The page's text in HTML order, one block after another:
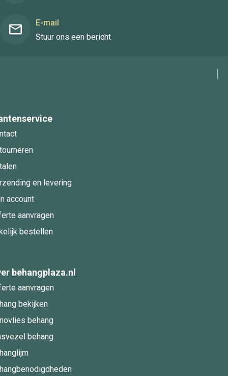
E-mail
Stuur ons een bericht
en levering
account
aanvragen
bestellen
behangplaza.nl
aanvragen
bekijken
behang
behang